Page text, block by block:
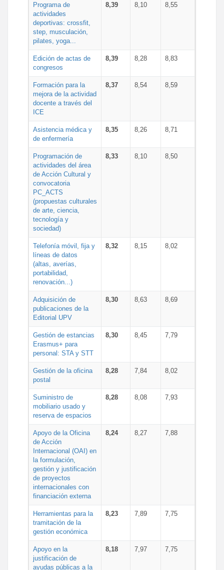
Programa de
actividades
deportivas: crossfit,
step, musculación,
pilates, yoga...
8,39 8,10 8,55
Edición de actas de
congresos
8,39 8,28 8,83
Formación para la
mejora de la actividad
docente a través del
ICE
8,37 8,54 8,59
Asistencia médica y
de enfermería
8,35 8,26 8,71
Programación de
actividades del área
de Acción Cultural y
convocatoria
PC_ACTS
(propuestas culturales
de arte, ciencia,
tecnología y
sociedad)
8,33 8,10 8,50
Telefonía móvil, fija y
líneas de datos
(altas, averías,
portabilidad,
renovación...)
8,32 8,15 8,02
Adquisición de
publicaciones de la
Editorial UPV
8,30 8,63 8,69
Gestión de estancias
Erasmus+ para
personal: STA y STT
8,30 8,45 7,79
Gestión de la oficina
postal
8,28 7,84 8,02
Suministro de
mobiliario usado y
reserva de espacios
8,28 8,08 7,93
Apoyo de la Oficina
de Acción
Internacional (OAI) en
la formulación,
gestión y justificación
de proyectos
internacionales con
financiación externa
8,24 8,27 7,88
Herramientas para la
tramitación de la
gestión económica
8,23 7,89 7,75
Apoyo en la
justificación de
ayudas públicas a la
8,18 7,97 7,75